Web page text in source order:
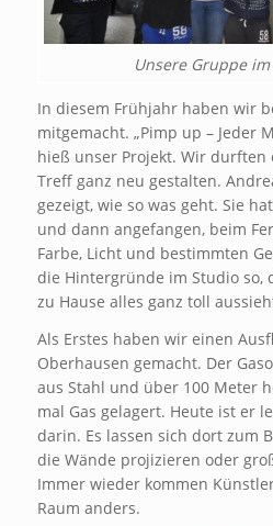
Unsere Gruppe
In diesem Frühjahr haben wir
mitgemacht. „Pimp up – Jeder
hieß unser Projekt. Wir durften
Treff ganz neu gestalten.
gezeigt, wie so was geht. Sie
und dann angefangen, beim
Farbe, Licht und bestimmten
die Hintergründe im Studio so,
zu Hause alles ganz toll
Als Erstes haben wir einen
Oberhausen gemacht. Der
aus Stahl und über 100 Meter
mal Gas gelagert. Heute ist er
darin. Es lassen sich dort zum
die Wände projizieren oder
Immer wieder kommen
Raum anders.